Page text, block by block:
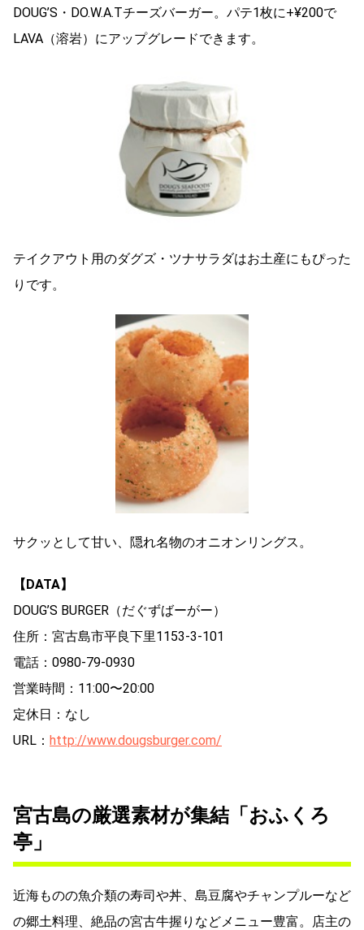
DOUG’S・DO.W.A.Tチーズバーガー。パテ1枚に+¥200で
LAVA（溶岩）にアップグレードできます。
テイクアウト用のダグズ・ツナサラダはお土産にもぴった
りです。
サクッとして甘い、隠れ名物のオニオンリングス。
【DATA】
DOUG’S BURGER（だぐずばーがー）
住所：宮古島市平良下里1153-3-101
電話：0980-79-0930
営業時間：11:00〜20:00
定休日：なし
URL： http://www.dougsburger.com/
宮古島の厳選素材が集結「おふくろ
亭」
近海ものの魚介類の寿司や丼、島豆腐やチャンプルーなど
の郷土料理、絶品の宮古牛握りなどメニュー豊富。店主の